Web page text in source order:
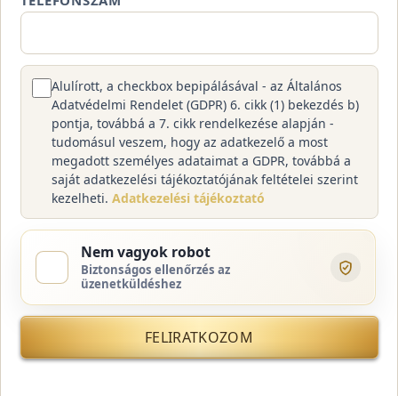
Alulírott, a checkbox bepipálásával - az Általános
Adatvédelmi Rendelet (GDPR) 6. cikk (1) bekezdés b)
pontja, továbbá a 7. cikk rendelkezése alapján -
tudomásul veszem, hogy az adatkezelő a most
megadott személyes adataimat a GDPR, továbbá a
saját adatkezelési tájékoztatójának feltételei szerint
kezelheti. Adatkezelési tájékoztató
Nem vagyok robot
Biztonságos ellenőrzés az
üzenetküldéshez
FELIRATKOZOM